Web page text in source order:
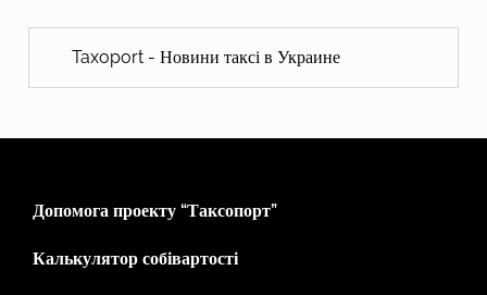
Taxoport - Новини таксі в Украине
Допомога проекту “Таксопорт”
Калькулятор собівартості